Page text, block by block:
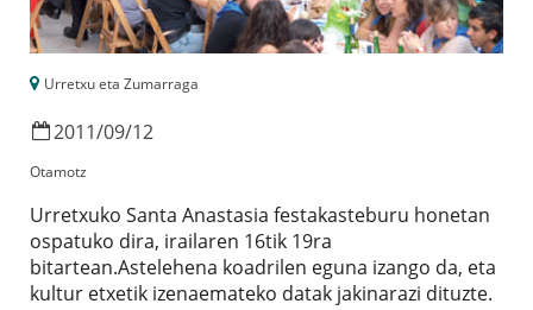
Urretxu eta Zumarraga
2011/09/12
Otamotz
Urretxuko Santa Anastasia festakasteburu honetan
ospatuko dira, irailaren 16tik 19ra
bitartean.Astelehena koadrilen eguna izango da, eta
kultur etxetik izenaemateko datak jakinarazi dituzte.